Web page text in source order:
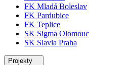
FK Mladá Boleslav
FK Pardubice
FK Teplice
SK Sigma Olomouc
SK Slavia Praha
Projekty